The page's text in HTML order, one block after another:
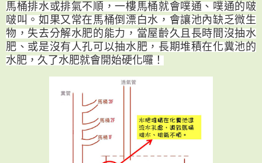
馬桶排水或排氣不順，一樓馬桶就會噗通、噗通的啵
啵叫。如果又常在馬桶倒漂白水，會讓池內缺乏微生
物，失去分解水肥的能力，當屋齡久且長時間沒抽水
肥、或是沒有人孔可以抽水肥，長期堆積在化糞池的
水肥，久了水肥就會開始硬化囉！